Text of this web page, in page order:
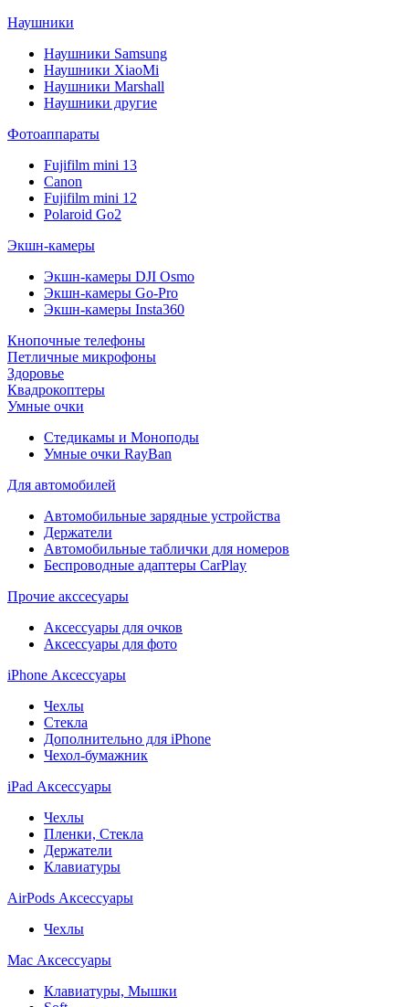
Наушники
Наушники Samsung
Наушники XiaoMi
Наушники Marshall
Наушники другие
Фотоаппараты
Fujifilm mini 13
Canon
Fujifilm mini 12
Polaroid Go2
Экшн-камеры
Экшн-камеры DJI Osmo
Экшн-камеры Go-Pro
Экшн-камеры Insta360
Кнопочные телефоны
Петличные микрофоны
Здоровье
Квадрокоптеры
Умные очки
Стедикамы и Моноподы
Умные очки RayBan
Для автомобилей
Автомобильные зарядные устройства
Держатели
Автомобильные таблички для номеров
Беспроводные адаптеры CarPlay
Прочие акссесуары
Аксессуары для очков
Аксессуары для фото
iPhone Аксессуары
Чехлы
Стекла
Дополнительно для iPhone
Чехол-бумажник
iPad Аксессуары
Чехлы
Пленки, Стекла
Держатели
Клавиатуры
AirPods Аксессуары
Чехлы
Mac Аксессуары
Клавиатуры, Мышки